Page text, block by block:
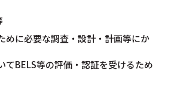
めに必要な調査・設計・計画等にか
てBELS等の評価・認証を受けるため